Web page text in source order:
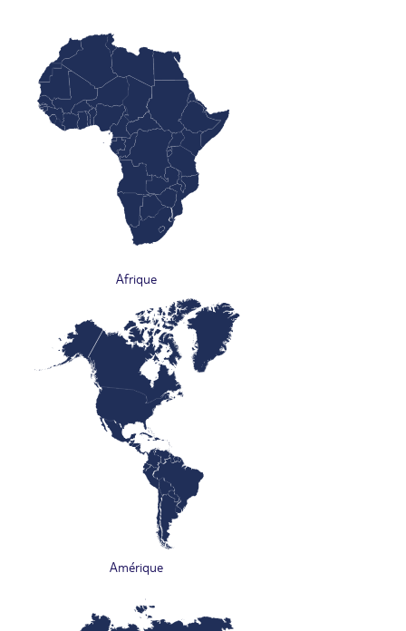
Afrique
Amérique